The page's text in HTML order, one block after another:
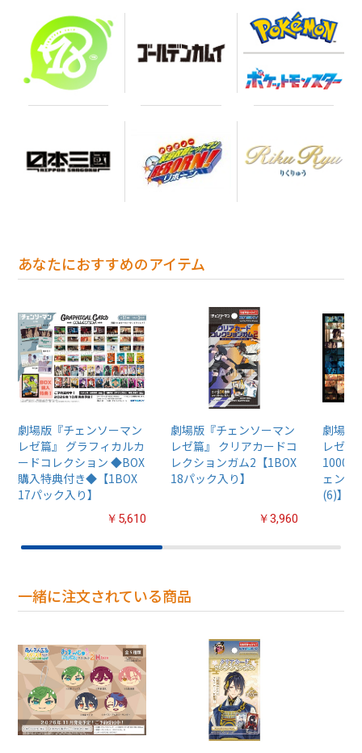
あなたにおすすめのアイテム
劇場版『チェンソーマン
レゼ篇』 グラフィカルカ
ードコレクション ◆BOX
購入特典付き◆【1BOX
17パック入り】
￥5,610
劇場版『チェンソーマン
レゼ篇』 クリアカードコ
レクションガム2【1BOX
18パック入り】
￥3,960
劇場版
レゼ篇
1000
ェンソ
(6)】
一緒に注文されている商品